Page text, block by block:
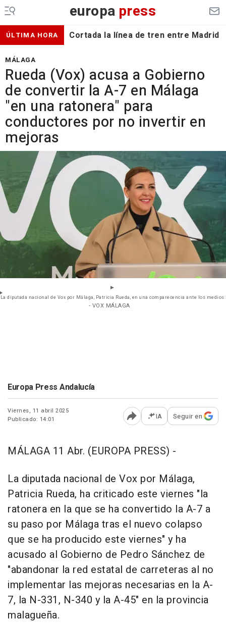
europa press
ÚLTIMA HORA Cortada la línea de tren entre Madrid
MÁLAGA
Rueda (Vox) acusa a Gobierno
de convertir la A-7 en Málaga
"en una ratonera" para
conductores por no invertir en
mejoras
La diputada nacional de Vox por Málaga, Patricia Rueda, en una comparecencia ante los medios.
- VOX MÁLAGA
Europa Press Andalucía
Viernes, 11 abril 2025
Publicado: 14:01
Abrir opciones para
IA Seguir en
MÁLAGA 11 Abr. (EUROPA PRESS) -
La diputada nacional de Vox por Málaga,
Patricia Rueda, ha criticado este viernes "la
ratonera en la que se ha convertido la A-7 a
su paso por Málaga tras el nuevo colapso
que se ha producido este viernes" y ha
acusado al Gobierno de Pedro Sánchez de
"abandonar la red estatal de carreteras al no
implementar las mejoras necesarias en la A-
7, la N-331, N-340 y la A-45" en la provincia
malagueña.